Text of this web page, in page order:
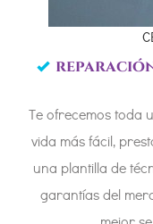
Te ofrecemos toda
vida más fácil,
una plantilla de
garantías del